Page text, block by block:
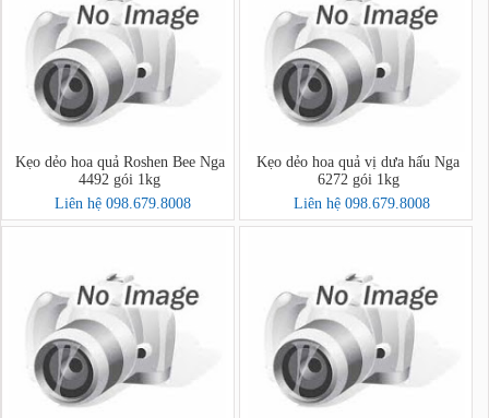
Kẹo dẻo hoa quả Roshen Bee Nga
4492 gói 1kg
Liên hệ 098.679.8008
Kẹo dẻo hoa quả vị dưa hấu Nga
6272 gói 1kg
Liên hệ 098.679.8008